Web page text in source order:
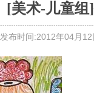
[美术-儿童组
发布时间:2012年04月